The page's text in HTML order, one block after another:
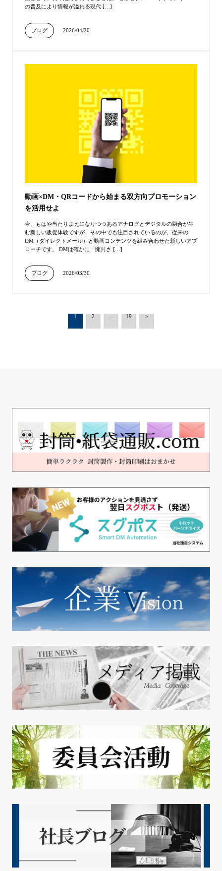
の普及により情報が溢れる現代 […]
ブログ 2026/04/20
動画×DM・QRコードから始まる双方向プロモーション
を活用せよ
今、もはや当たりまえになりつつあるアナログとデジタルの融合が生
む新しい販促体験ですが、その中でも注目されているのが、従来の
DM（ダイレクトメール）と動画コンテンツを組み合わせた新しいアプ
ローチです。 DMは確かに「開封さ […]
ブログ 2026/03/30
1 2 19 >